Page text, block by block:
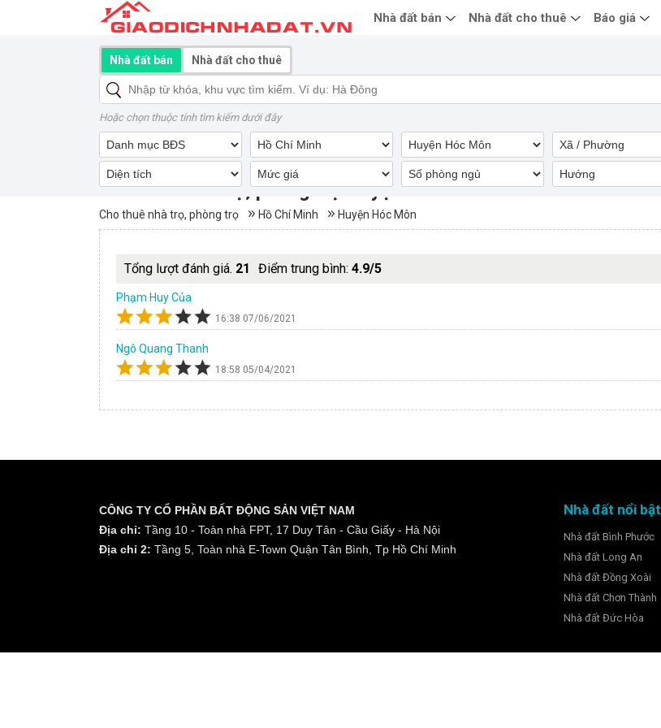
Cho thuê nhà trọ, phòng trọ Huyện Hóc Môn
Cho thuê nhà trọ, phòng trọ Hồ Chí Minh Huyện Hóc Môn
Tổng lượt đánh giá. 21 Điểm trung bình: 4.9/5
Phạm Huy Của
16:38 07/06/2021
Ngô Quang Thanh
18:58 05/04/2021
Nhà đất bán Nhà đất cho thuê
Hoặc chọn thuộc tính tìm kiếm dưới đây
Nhà đất bán Nhà đất cho thuê Báo giá
CÔNG TY CỔ PHẦN BẤT ĐỘNG SẢN VIỆT NAM
Địa chỉ: Tầng 10 - Toàn nhà FPT, 17 Duy Tân - Cầu Giấy - Hà Nội
Địa chỉ 2: Tầng 5, Toàn nhà E-Town Quận Tân Bình, Tp Hồ Chí Minh
Nhà đất nổi bật
Nhà đất Bình Phước
Nhà đất Long An
Nhà đất Đồng Xoài
Nhà đất Chơn Thành
Nhà đất Đức Hòa